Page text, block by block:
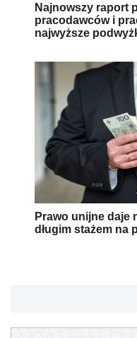
Najnowszy raport
pracodawców i
najwyższe
Prawo unijne daje
długim stażem na